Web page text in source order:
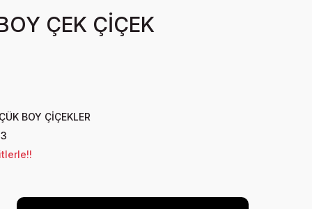
ÇEK ÇİÇEK
BOY ÇİÇEKLER